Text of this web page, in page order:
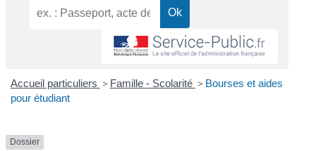
Accueil particuliers > Famille - Scolarité > Bourses et aides
pour étudiant
Dossier